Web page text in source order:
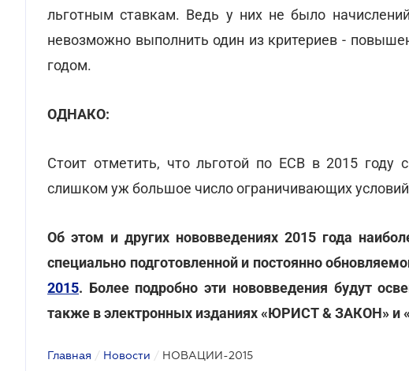
льготным ставкам. Ведь у них не было
невозможно выполнить один из критериев -
годом.
ОДНАКО:
Стоит отметить, что льготой по ЕСВ в 2015 году
слишком уж большое число ограничивающих
Об этом и других нововведениях 2015 года
специально подготовленной и постоянно
2015. Более подробно эти нововведения будут
также в электронных изданиях «ЮРИСТ & ЗАКОН» и
Главная / Новости / НОВАЦИИ-2015